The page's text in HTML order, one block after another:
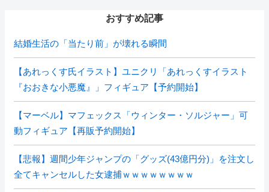
おすすめ記事
結婚生活の「当たり前」が壊れる瞬間
【あれっくす氏イラスト】ユニクリ「あれっくすイラスト
『おおきな小悪魔』」フィギュア【予約開始】
【マーベル】マフェックス「ウィンター・ソルジャー」可
動フィギュア【再販予約開始】
【悲報】週間少年ジャンプの「グッズ(43億円分)」を注文し
全てキャンセルした女逮捕ｗｗｗｗｗｗｗｗ